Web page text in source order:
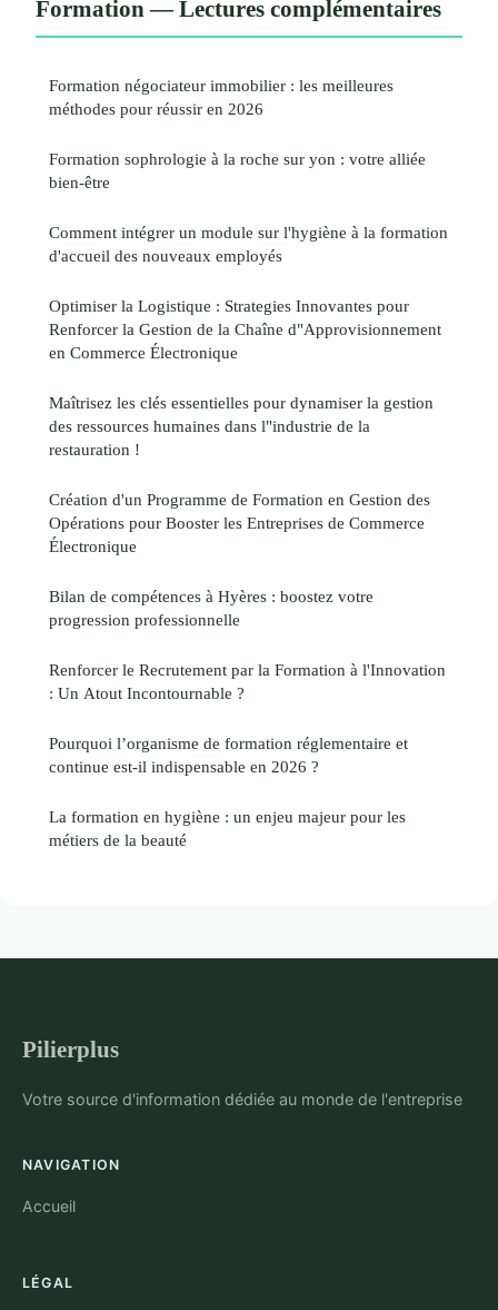
Formation — Lectures complémentaires
Formation négociateur immobilier : les meilleures
méthodes pour réussir en 2026
Formation sophrologie à la roche sur yon : votre alliée
bien-être
Comment intégrer un module sur l'hygiène à la formation
d'accueil des nouveaux employés
Optimiser la Logistique : Strategies Innovantes pour
Renforcer la Gestion de la Chaîne d"Approvisionnement
en Commerce Électronique
Maîtrisez les clés essentielles pour dynamiser la gestion
des ressources humaines dans l"industrie de la
restauration !
Création d'un Programme de Formation en Gestion des
Opérations pour Booster les Entreprises de Commerce
Électronique
Bilan de compétences à Hyères : boostez votre
progression professionnelle
Renforcer le Recrutement par la Formation à l'Innovation
: Un Atout Incontournable ?
Pourquoi l’organisme de formation réglementaire et
continue est-il indispensable en 2026 ?
La formation en hygiène : un enjeu majeur pour les
métiers de la beauté
Pilierplus
Votre source d'information dédiée au monde de l'entreprise
NAVIGATION
Accueil
LÉGAL